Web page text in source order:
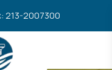
213-2007300